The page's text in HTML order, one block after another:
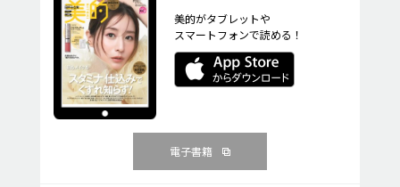
美的がタブレットや
スマートフォンで読める！
電子書籍